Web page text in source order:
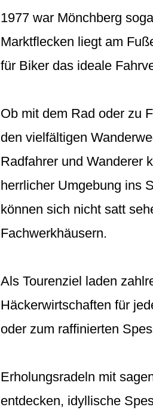
1977 war Mönchberg
Marktflecken liegt am
für Biker das ideale
Ob mit dem Rad oder zu
den vielfältigen
Radfahrer und Wanderer
herrlicher Umgebung ins
können sich nicht satt
Fachwerkhäusern.
Als Tourenziel laden
Häckerwirtschaften für
oder zum raffinierten
Erholungsradeln mit
entdecken, idyllische